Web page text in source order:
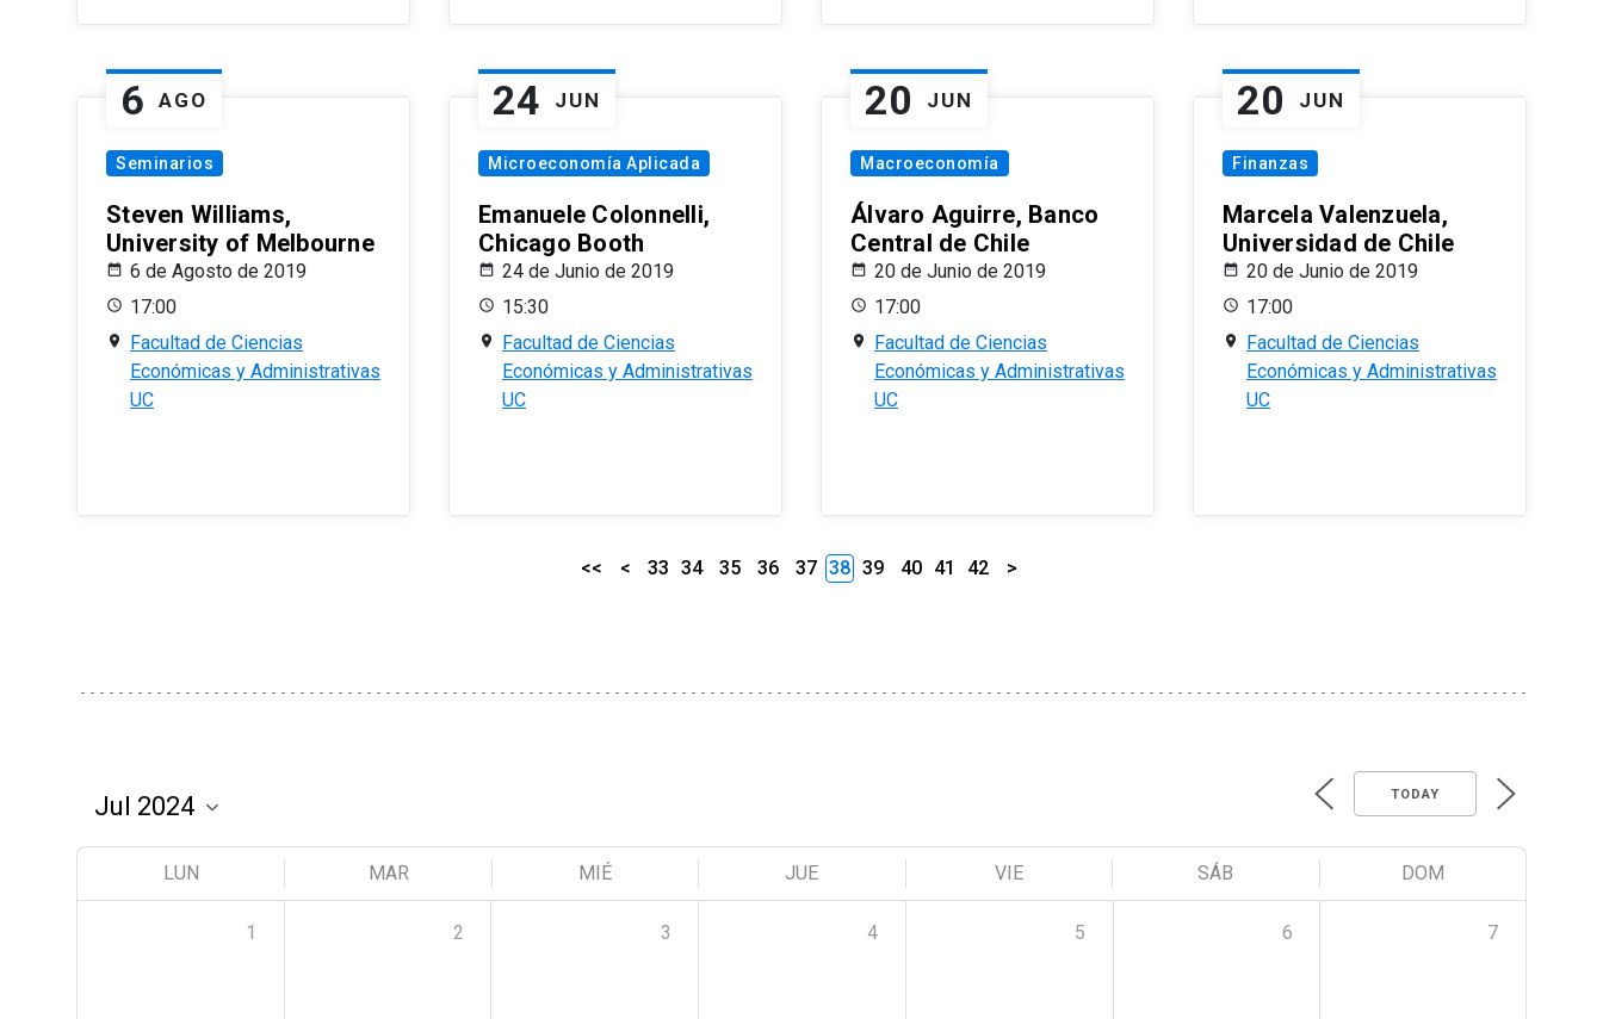
6 AGO
Seminarios
Steven Williams,
University of Melbourne
6 de Agosto de 2019
17:00
Facultad de Ciencias
Económicas y Administrativas
UC
24 JUN
Microeconomía Aplicada
Emanuele Colonnelli,
Chicago Booth
24 de Junio de 2019
15:30
Facultad de Ciencias
Económicas y Administrativas
UC
20 JUN
Macroeconomía
Álvaro Aguirre, Banco
Central de Chile
20 de Junio de 2019
17:00
Facultad de Ciencias
Económicas y Administrativas
UC
20 JUN
Finanzas
Marcela Valenzuela,
Universidad de Chile
20 de Junio de 2019
17:00
Facultad de Ciencias
Económicas y Administrativas
UC
<< < 33 34 35 36 37 38 39 40 41 42 >
TODAY
LUN MAR MIÉ JUE VIE SÁB DOM
1 2 3 4 5 6 7